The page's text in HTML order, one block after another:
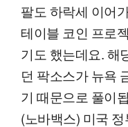
팔도 하락세 이어
테이블 코인 프로
기도 했는데요. 해
던 팍소스가 뉴욕
기 때문으로 풀이
(노바백스) 미국